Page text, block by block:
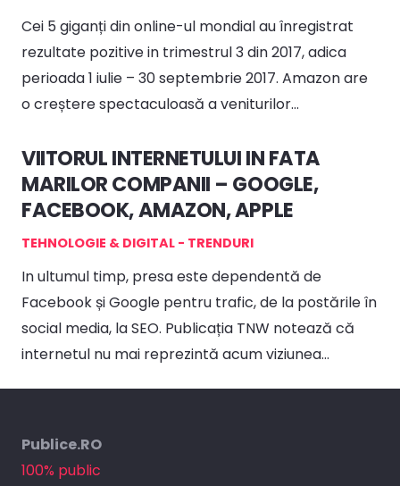
Cei 5 giganți din online-ul mondial au înregistrat
rezultate pozitive in trimestrul 3 din 2017, adica
perioada 1 iulie – 30 septembrie 2017. Amazon are
o creștere spectaculoasă a veniturilor…
VIITORUL INTERNETULUI IN FATA
MARILOR COMPANII – GOOGLE,
FACEBOOK, AMAZON, APPLE
TEHNOLOGIE & DIGITAL - TRENDURI
In ultumul timp, presa este dependentă de
Facebook și Google pentru trafic, de la postările în
social media, la SEO. Publicația TNW notează că
internetul nu mai reprezintă acum viziunea…
Publice.RO
100% public